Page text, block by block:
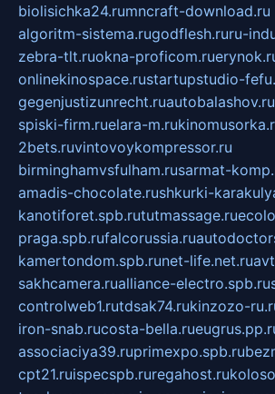
biolisichka24.rumncraft-download.ru
algoritm-sistema.rugodflesh.ruru-
zebra-tlt.ruokna-proficom.ru
onlinekinospace.rustartupstudio-
gegenjustizunrecht.ruautobalashov.ru
spiski-firm.ruelara-m.ru
2bets.ruvintovoykompressor.ru
birminghamvsfulham.rusarmat-
amadis-chocolate.rushkurki-
kanotiforet.spb.rututmassage.ru
praga.spb.rufalcorussia.ru
kamertondom.spb.runet-life.net.ru
sakhcamera.rualliance-electro.spb.ru
controlweb1.rutdsak74.rukinzozo-
iron-snab.rucosta-bella.ru
associaciya39.ruprimexpo.spb.ru
cpt21.ruispecspb.ruregahost.ru